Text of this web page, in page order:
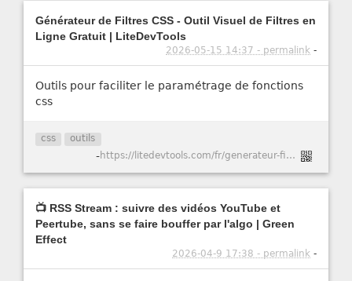
Générateur de Filtres CSS - Outil Visuel de Filtres en
Ligne Gratuit | LiteDevTools
2026-05-15 14:37 - permalink -
Outils pour faciliter le paramétrage de fonctions
css
css outils
- https://litedevtools.com/fr/generateur-filtre-css/
📺 RSS Stream : suivre des vidéos YouTube et
Peertube, sans se faire bouffer par l'algo | Green
Effect
2026-04-9 17:38 - permalink -